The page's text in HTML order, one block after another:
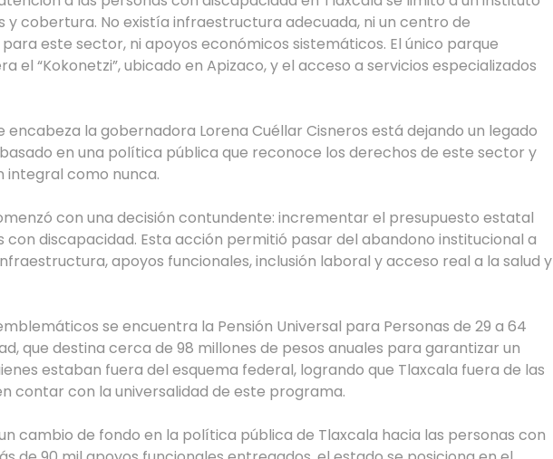
y cobertura. No existía infraestructura adecuada, ni un centro de
este sector, ni apoyos económicos sistemáticos. El único parque
el “Kokonetzi”, ubicado en Apizaco, y el acceso a servicios especializados
encabeza la gobernadora Lorena Cuéllar Cisneros está dejando un legado
en una política pública que reconoce los derechos de este sector y
integral como nunca.
con una decisión contundente: incrementar el presupuesto estatal
con discapacidad. Esta acción permitió pasar del abandono institucional a
apoyos funcionales, inclusión laboral y acceso real a la salud y
se encuentra la Pensión Universal para Personas de 29 a 64
que destina cerca de 98 millones de pesos anuales para garantizar un
estaban fuera del esquema federal, logrando que Tlaxcala fuera de las
contar con la universalidad de este programa.
cambio de fondo en la política pública de Tlaxcala hacia las personas con